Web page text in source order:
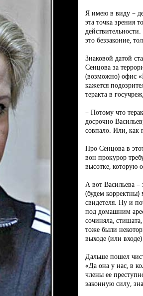
Я имею в виду –
эта точка зрения
это беззаконие,
Знаковой датой
Сенцова за
(возможно) офис
кажется
теракта в
– Потому что
досрочно
совпало. Или, как
Про Сенцова в
вон прокурор
высотке, которую
А вот Васильева –
(будем
свидетеля. Ну и
под домашним
сочиняла,
тоже были
выходе (или
Дальше пошел
«Да она у нас, в
члены ее
законную силу,